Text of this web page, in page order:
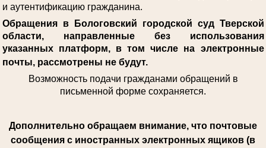
и аутентификацию гражданина.
Обращения в Бологовский городской суд Тверской
области, направленные без использования
указанных платформ, в том числе на электронные
почты, рассмотрены не будут.
Возможность подачи гражданами обращений в
письменной форме сохраняется.
Дополнительно обращаем внимание, что почтовые
сообщения с иностранных электронных ящиков (в